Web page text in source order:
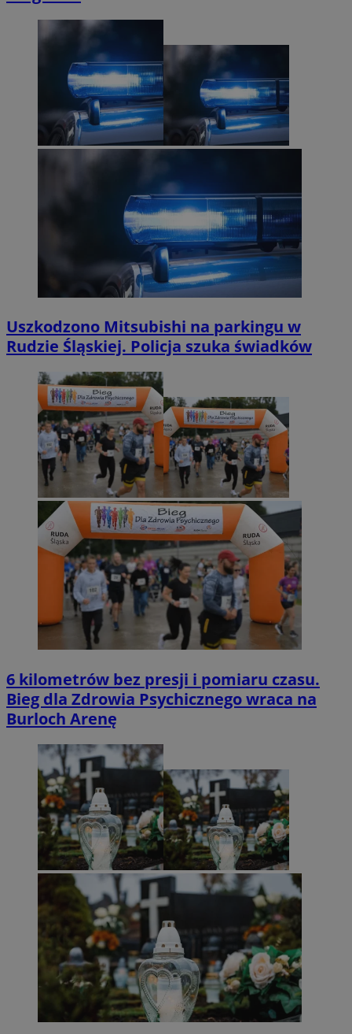
Uszkodzono Mitsubishi na parkingu w
Rudzie Śląskiej. Policja szuka świadków
6 kilometrów bez presji i pomiaru czasu.
Bieg dla Zdrowia Psychicznego wraca na
Burloch Arenę